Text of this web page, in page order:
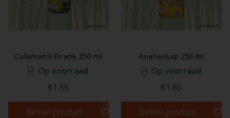
Calamansi Drank 250 ml
Op voorraad
€1,55
Bestel product
Ananassap 250 ml
Op voorraad
€1,60
Bestel product